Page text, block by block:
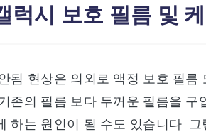
럭시 보호 필름 및
됨 현상은 의외로 액정 보호 필
존의 필름 보다 두꺼운 필름을
하는 원인이 될 수도 있습니다.